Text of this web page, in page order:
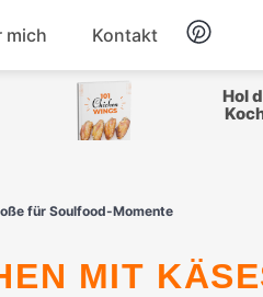
Hähnchen
Suppen
Snacks
mich Kontakt
Hol
für Soulfood-Momente